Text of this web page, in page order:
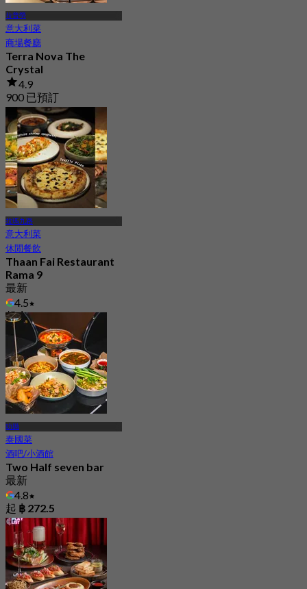
拉普勞
意大利菜
商場餐廳
Terra Nova The
Crystal
4.9
900 已預訂
起฿ 425
拉瑪九路
意大利菜
休閒餐飲
Thaan Fai Restaurant
Rama 9
最新
4.5
起฿ 990
叻抛
泰國菜
酒吧/小酒館
Two Half seven bar
最新
4.8
起 ฿ 272.5